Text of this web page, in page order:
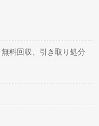
料回収、引き取り処分